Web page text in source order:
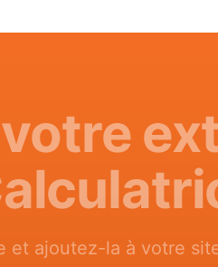
et ajoutez-la à votre